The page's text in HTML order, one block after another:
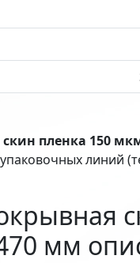
скин пленка 150
линий
мм